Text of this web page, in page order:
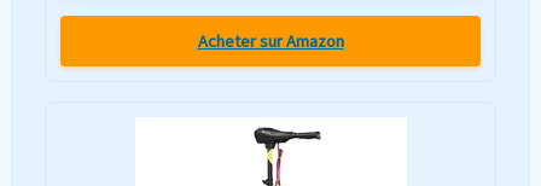
Acheter sur Amazon